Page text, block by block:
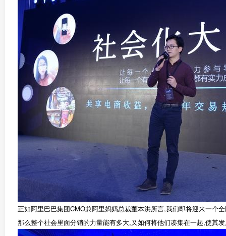
正如阿里巴巴集团CMO兼阿里妈妈总裁董本洪所言,我们即将迎来一个
那么整个社会里面分销的力量能有多大,又如何将他们凑集在一起,使其